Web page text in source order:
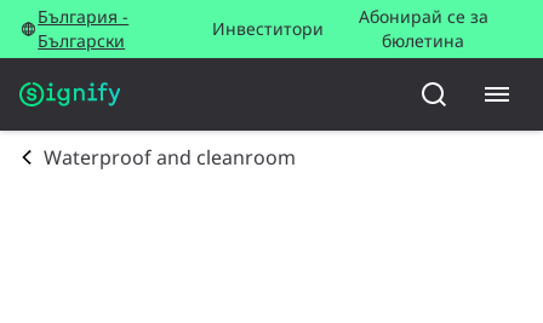
България -
Български
Инвеститори
Абонирай се за
бюлетина
Waterproof and cleanroom